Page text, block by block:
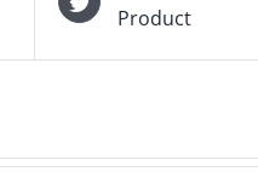
Product